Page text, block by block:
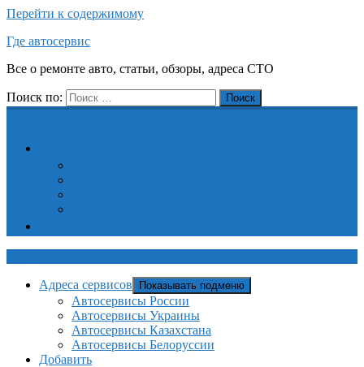
Перейти к содержимому
Где автосервис
Все о ремонте авто, статьи, обзоры, адреса СТО
Поиск по: Поиск
Адреса сервисов Показывать подменю
Автосервисы России
Автосервисы Украины
Автосервисы Казахстана
Автосервисы Белоруссии
Добавить